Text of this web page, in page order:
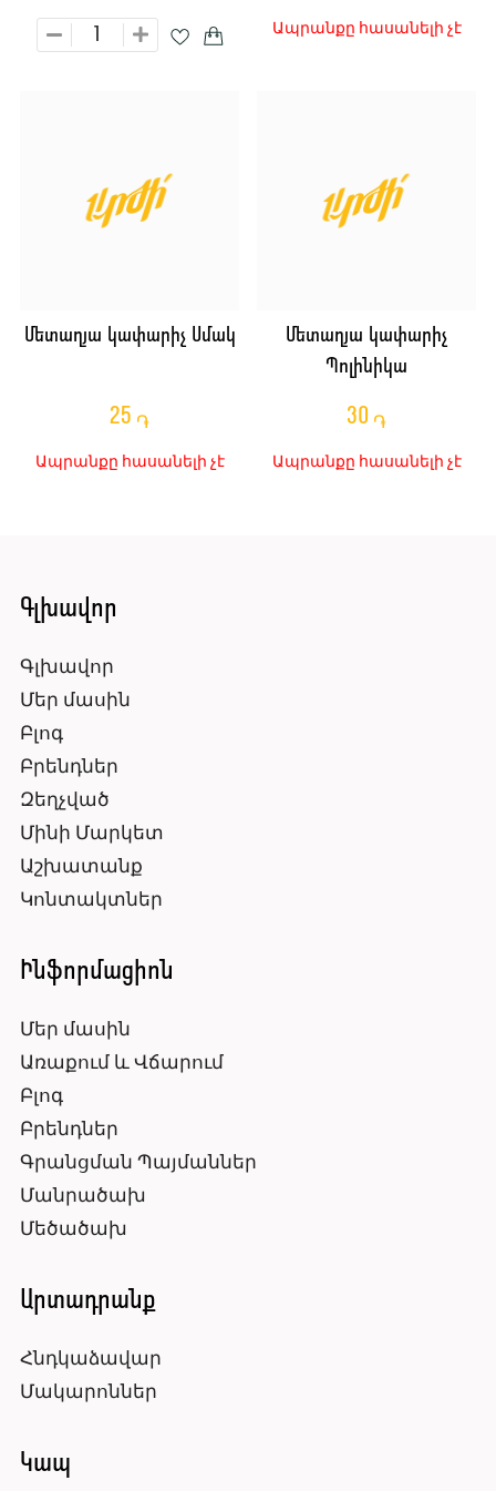
Ապրանքը հասանելի չէ
Մետաղյա կափարիչ Սմակ
25 ֏
Ապրանքը հասանելի չէ
Մետաղյա կափարիչ
Պոլինիկա
30 ֏
Ապրանքը հասանելի չէ
Գլխավոր
Գլխավոր
Մեր մասին
Բլոգ
Բրենդներ
Զեղչված
Մինի Մարկետ
Աշխատանք
Կոնտակտներ
Ինֆորմացիոն
Մեր մասին
Առաքում և Վճարում
Բլոգ
Բրենդներ
Գրանցման Պայմաններ
Մանրածախ
Մեծածախ
Արտադրանք
Հնդկաձավար
Մակարոններ
Կապ